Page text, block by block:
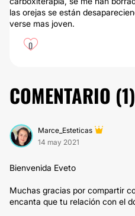
las orejas se están
verse mas joven.
0
COMENTARIO (1)
Marce_Esteticas
14 may 2021
Bienvenida Eveto
Muchas gracias por compartir
encanta que tu relación con el